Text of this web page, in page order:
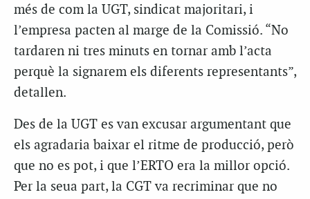
més de com la UGT, sindicat majoritari, i
l’empresa pacten al marge de la Comissió. “No
tardaren ni tres minuts en tornar amb l’acta
perquè la signarem els diferents representants”,
detallen.
Des de la UGT es van excusar argumentant que
els agradaria baixar el ritme de producció, però
que no es pot, i que l’ERTO era la millor opció.
Per la seua part, la CGT va recriminar que no